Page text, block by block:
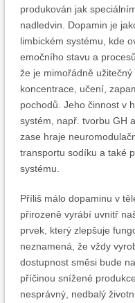
produkován jak
nadledvin. Dopamin je
limbickém systému, kde
emočního stavu a
že je mimořádně
koncentrace, učení,
pochodů. Jeho činnost v
systém, např. tvorbu GH
zase hraje
transportu sodíku a také
systému.
Příliš málo dopaminu v
přirozeně vyrábí uvnitř
prvek, který zlepšuje
neznamená, že vždy
dostupnost směsi bude
příčinou snížené
nesprávný, nedbalý